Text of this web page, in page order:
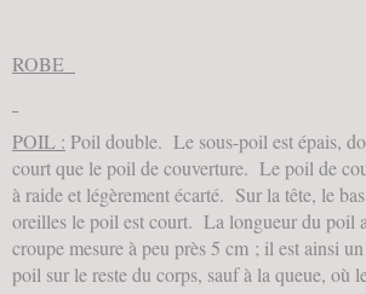
ROBE
POIL : Poil double. Le sous-poil est épais,
court que le poil de couverture. Le poil de
à raide et légèrement écarté. Sur la tête, le
oreilles le poil est court. La longueur du poil
croupe mesure à peu près 5 cm ; il est ainsi
poil sur le reste du corps, sauf à la queue, où